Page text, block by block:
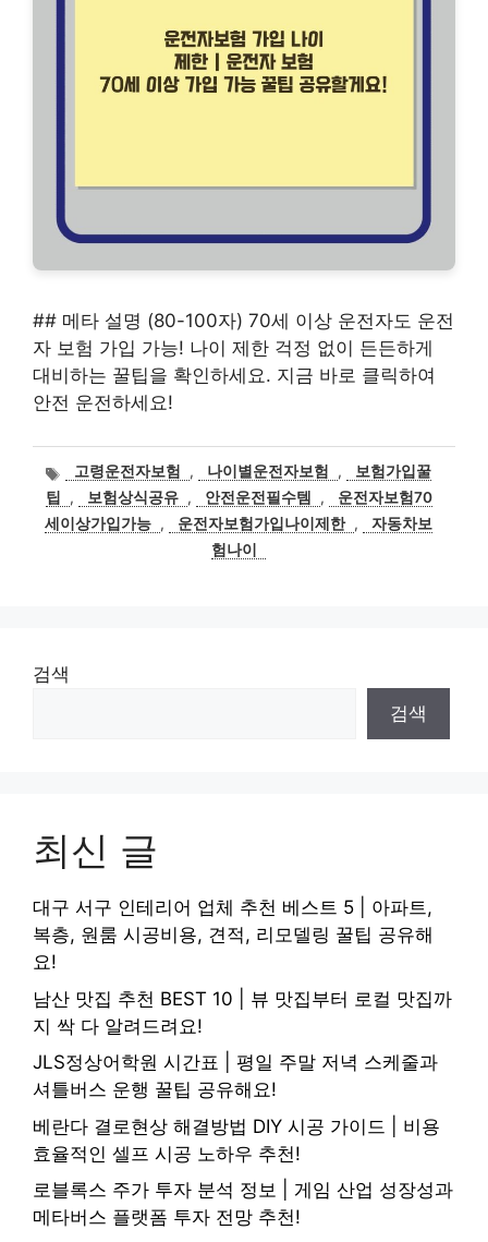
## 메타 설명 (80-100자) 70세 이상 운전자도 운전
자 보험 가입 가능! 나이 제한 걱정 없이 든든하게
대비하는 꿀팁을 확인하세요. 지금 바로 클릭하여
안전 운전하세요!
태고령운전자보험 , 나이별운전자보험 ,
보험가입꿀
팁
, 보험상식공유 , 안전운전필수템 ,
운전자보험70
세이상가입가능 , 운전자보험가입나이제한 ,
자동차보
험나이
검색
검색
최신 글
대구 서구 인테리어 업체 추천 베스트 5 | 아파트,
복층, 원룸 시공비용, 견적, 리모델링 꿀팁 공유해
요!
남산 맛집 추천 BEST 10 | 뷰 맛집부터 로컬 맛집까
지 싹 다 알려드려요!
JLS정상어학원 시간표 | 평일 주말 저녁 스케줄과
셔틀버스 운행 꿀팁 공유해요!
베란다 결로현상 해결방법 DIY 시공 가이드 | 비용
효율적인 셀프 시공 노하우 추천!
로블록스 주가 투자 분석 정보 | 게임 산업 성장성과
메타버스 플랫폼 투자 전망 추천!